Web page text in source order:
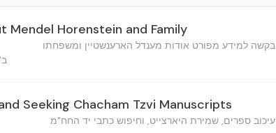
Horenstein and Family
בקשה למידע מפורט אודות מענדל הארענשטיין ומשפחתו
Seeking Chacham Tzvi Manuscripts
עיכוב ספרים, שמירת היארצייט, וחיפוש כתבי יד החח"מ